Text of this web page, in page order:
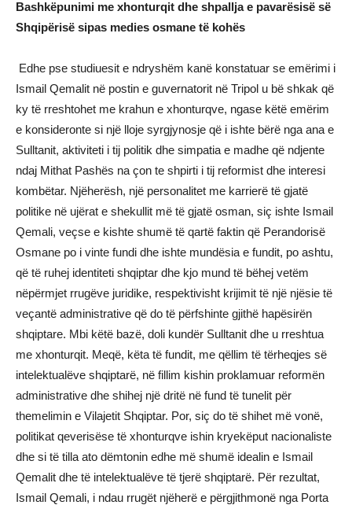
Bashkëpunimi me xhonturqit dhe shpallja e pavarësisë së
Shqipërisë sipas medies osmane të kohës
Edhe pse studiuesit e ndryshëm kanë konstatuar se emërimi i
Ismail Qemalit në postin e guvernatorit në Tripol u bë shkak që
ky të rreshtohet me krahun e xhonturqve, ngase këtë emërim
e konsideronte si një lloje syrgjynosje që i ishte bërë nga ana e
Sulltanit, aktiviteti i tij politik dhe simpatia e madhe që ndjente
ndaj Mithat Pashës na çon te shpirti i tij reformist dhe interesi
kombëtar. Njëherësh, një personalitet me karrierë të gjatë
politike në ujërat e shekullit më të gjatë osman, siç ishte Ismail
Qemali, veçse e kishte shumë të qartë faktin që Perandorisë
Osmane po i vinte fundi dhe ishte mundësia e fundit, po ashtu,
që të ruhej identiteti shqiptar dhe kjo mund të bëhej vetëm
nëpërmjet rrugëve juridike, respektivisht krijimit të një njësie të
veçantë administrative që do të përfshinte gjithë hapësirën
shqiptare. Mbi këtë bazë, doli kundër Sulltanit dhe u rreshtua
me xhonturqit. Meqë, këta të fundit, me qëllim të tërheqjes së
intelektualëve shqiptarë, në fillim kishin proklamuar reformën
administrative dhe shihej një dritë në fund të tunelit për
themelimin e Vilajetit Shqiptar. Por, siç do të shihet më vonë,
politikat qeverisëse të xhonturqve ishin kryekëput nacionaliste
dhe si të tilla ato dëmtonin edhe më shumë idealin e Ismail
Qemalit dhe të intelektualëve të tjerë shqiptarë. Për rezultat,
Ismail Qemali, i ndau rrugët njëherë e përgjithmonë nga Porta